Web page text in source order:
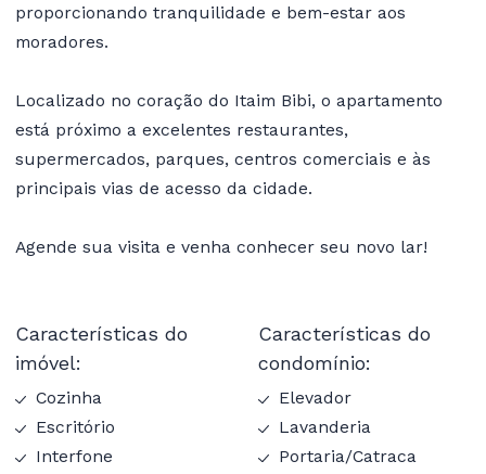
proporcionando tranquilidade e bem-estar aos
moradores.
Localizado no coração do Itaim Bibi, o apartamento
está próximo a excelentes restaurantes,
supermercados, parques, centros comerciais e às
principais vias de acesso da cidade.
Agende sua visita e venha conhecer seu novo lar!
Características do
imóvel:
Cozinha
Escritório
Interfone
Características do
condomínio:
Elevador
Lavanderia
Portaria/Catraca